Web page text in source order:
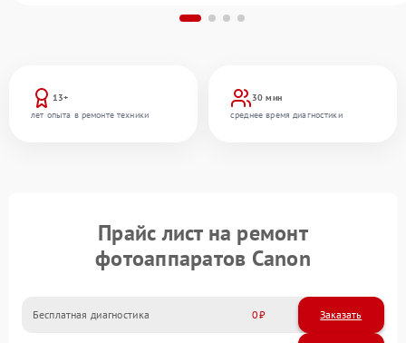
13+
лет опыта в ремонте техники
30 мин
среднее время диагностики
Прайс лист на ремонт
фотоаппаратов Canon
Бесплатная диагностика 0 Заказать